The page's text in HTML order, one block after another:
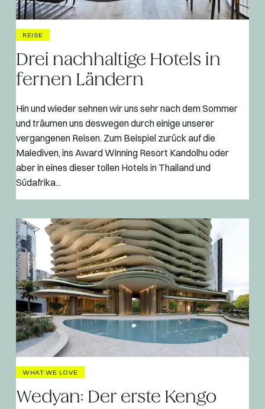
REISE
Drei nachhaltige Hotels in
fernen Ländern
Hin und wieder sehnen wir uns sehr nach dem Sommer
und träumen uns deswegen durch einige unserer
vergangenen Reisen. Zum Beispiel zurück auf die
Malediven, ins Award Winning Resort Kandolhu oder
aber in eines dieser tollen Hotels in Thailand und
Südafrika...
WHAT WE LOVE
Wedyan: Der erste Kengo